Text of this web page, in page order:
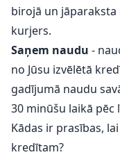
birojā un jāparaksta
kurjers.
Saņem naudu -
no Jūsu izvēlētā
gadījumā naudu
30 minūšu laikā pēc
Kādas ir prasības,
kredītam?